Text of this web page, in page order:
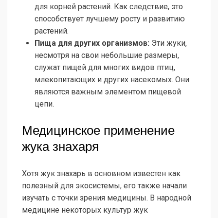
для корней растений. Как следствие, это
способствует лучшему росту и развитию
растений.
Пища для других организмов: Эти жуки,
несмотря на свои небольшие размеры,
служат пищей для многих видов птиц,
млекопитающих и других насекомых. Они
являются важным элементом пищевой
цепи.
Медицинское применение
жука знахаря
Хотя жук знахарь в основном известен как
полезный для экосистемы, его также начали
изучать с точки зрения медицины. В народной
медицине некоторых культур жук